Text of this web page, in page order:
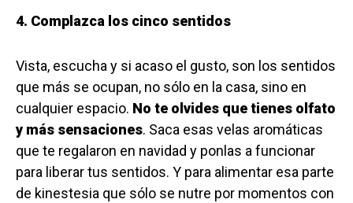
4. Complazca los cinco sentidos
Vista, escucha y si acaso el gusto, son los sentidos
que más se ocupan, no sólo en la casa, sino en
cualquier espacio. No te olvides que tienes olfato
y más sensaciones. Saca esas velas aromáticas
que te regalaron en navidad y ponlas a funcionar
para liberar tus sentidos. Y para alimentar esa parte
de kinestesia que sólo se nutre por momentos con